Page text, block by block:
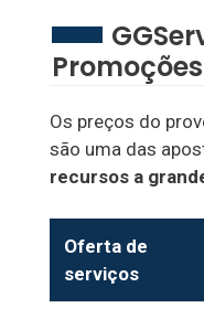
Promoções
Os preços do
são uma das
recursos a
Oferta de
serviços